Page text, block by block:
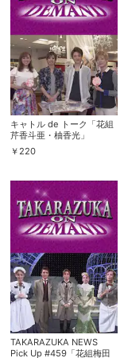
閲覧履歴
視聴年齢制限
視聴デバイス一覧
パスコード設定
メルマガ
定額見放題解約
キャトル de トーク「花組
芹香斗亜・柚香光」
￥ 220
TAKARAZUKA NEWS
Pick Up #459「花組梅田